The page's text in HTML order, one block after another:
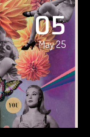
05
May 25